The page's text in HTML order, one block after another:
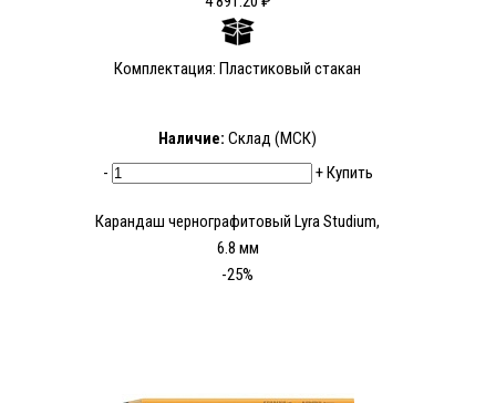
Комплектация: Пластиковый стакан
Наличие: Склад (МСК)
-
+Купить
Карандаш чернографитовый Lyra Studium,
6.8 мм
-25%